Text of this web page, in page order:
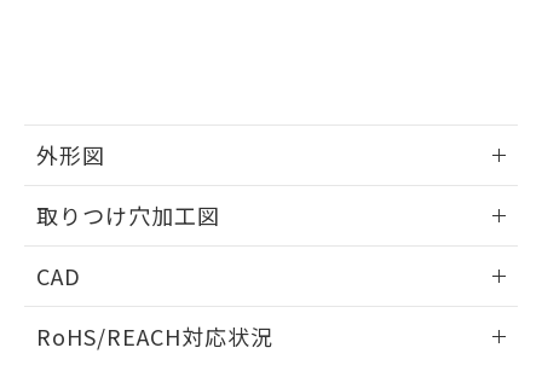
外形図
取りつけ穴加工図
CAD
ドすることができます。
RoHS/REACH対応状況
および当社の共同利用者が、当社の製
引・商談に必要な範囲で利用すること
をご了承ください。
※当社の共同利用者とは、
指します。
下記の非含有証明書をダウンロードするこ
とができます。
EU RoHS指令（10物質）の非含有証明書
51物質の非含有証明書（当社基準）
るもので、過去に遡って非含有を証明する
ものではありません。
また、RoHS指令のフタル酸エステル類４